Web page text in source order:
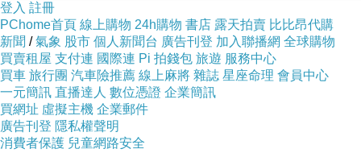
登入 註冊
PChome首頁 線上購物 24h購物 書店 露天拍賣 比比昂代購
新聞 /氣象 股市 個人新聞台 廣告刊登 加入聯播網 全球購物
買賣租屋 支付連 國際連 Pi 拍錢包 旅遊 服務中心
買車 旅行團 汽車險推薦 線上麻將 雜誌 星座命理 會員中心
一元簡訊 直播達人 數位憑證 企業簡訊
買網址 虛擬主機 企業郵件
廣告刊登 隱私權聲明
消費者保護 兒童網路安全